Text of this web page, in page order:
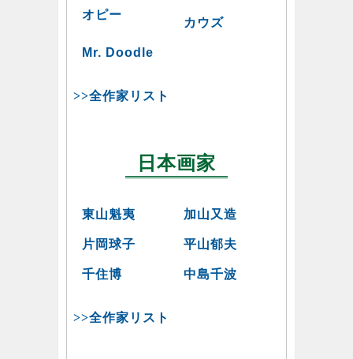
オピー
カウズ
Mr. Doodle
>>全作家リスト
日本画家
東山魁夷 加山又造
片岡球子 平山郁夫
千住博 中島千波
>>全作家リスト